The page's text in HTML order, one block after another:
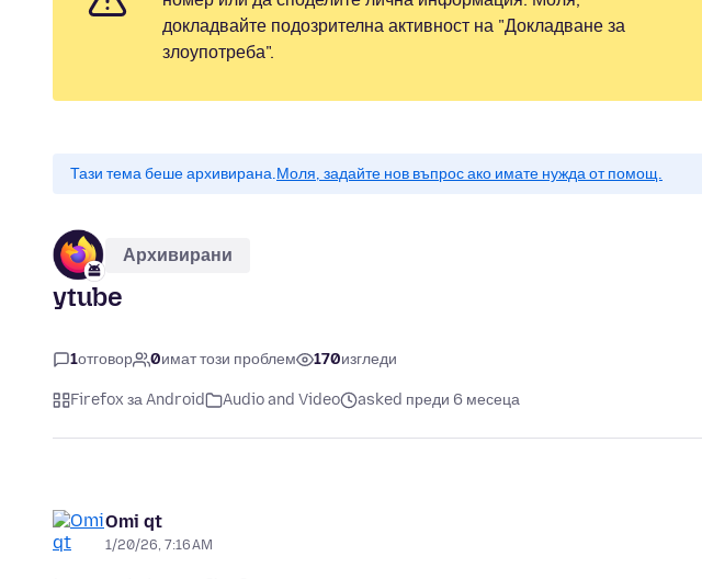
докладвайте подозрителна активност на "Докладване за
злоупотреба".
Тази тема беше архивирана.Моля, задайте нов въпрос ако имате нужда от помощ.
Архивирани
ytube
1отговор 0имат този проблем 170изгледи
Firefox за Android Audio and Video asked преди 6 месеца
Omi qt
1/20/26, 7:16 AM